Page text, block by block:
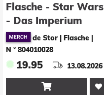
Flasche - Star Wars
- Das Imperium
schlägt zurück
de Stor | Flasche
N ° 804010028
19.95 13.08.2026
